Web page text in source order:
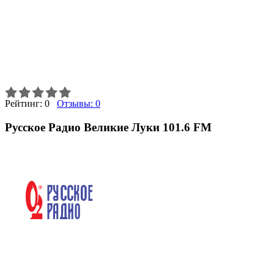
Рейтинг: 0 Отзывы: 0
Русское Радио Великие Луки 101.6 FM